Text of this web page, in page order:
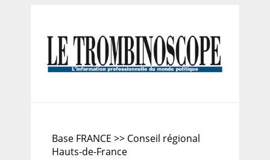
Base FRANCE >> Conseil régional
Hauts-de-France